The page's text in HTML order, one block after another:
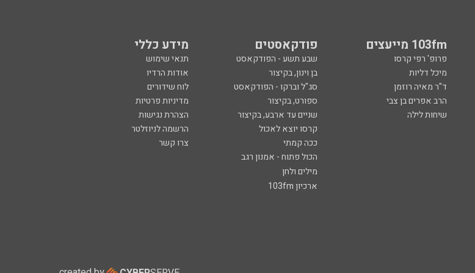
103fm מייעצים פודקאסטים מידע כללי
פרופ' רפי קרסו שבע תשע - הפודקאסט
תנאי שימוש
מיכל דליות בן וינון, בקיצור
אודות הרדיו
ד"ר מאיה רוזמן סג"ל וברקו - הפודקאסט
לוח שידורים
הרב אפרים בן צבי ספורט, בקיצור
מדיניות פרטיות
שיחות לילה שניים עד ארבע, בקיצור
הצהרת נגישות
קרסו יוצא לאכול
הרשמה לניוזלטר
ככה קמתי
צרו קשר
הכול פתוח - אמנון רגב
מילים ולחן
ארכיון 103fm